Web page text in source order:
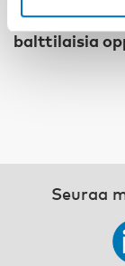
Osallistava
balttilaisia
Seuraa